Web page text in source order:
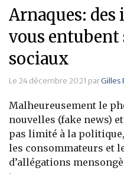
Arnaques:
vous entubent
sociaux
Le 24 décembre 2021 parGilles
Malheureusement le
nouvelles (fake news)
pas limité à la
les consommateurs et
d’allégations